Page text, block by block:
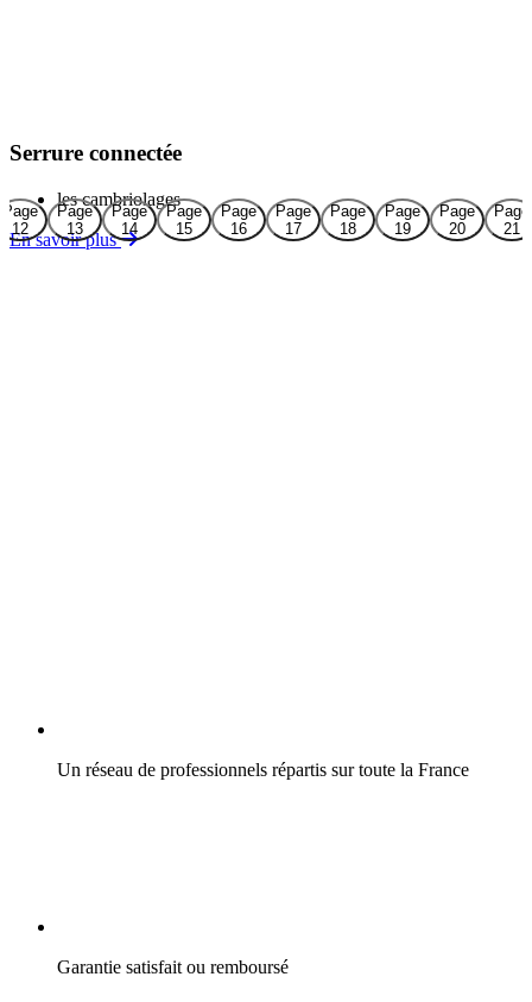
Serrure connectée
les cambriolages
En savoir plus
Page
12
Page
13
Page
14
Page
15
Page
16
Page
17
Page
18
Page
19
Page
20
Page
21
Un réseau de professionnels répartis sur toute la France
Garantie satisfait ou remboursé